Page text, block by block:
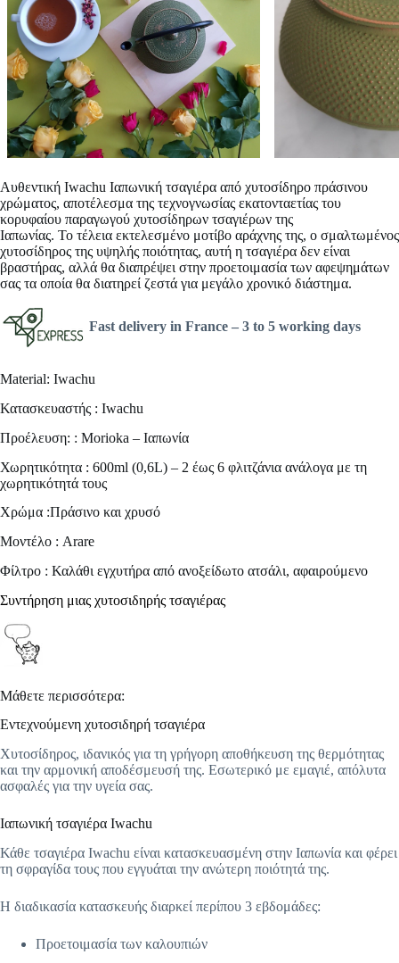
Αυθεντική Iwachu Ιαπωνική τσαγιέρα από χυτοσίδηρο πράσινου
χρώματος, αποτέλεσμα της τεχνογνωσίας εκατονταετίας του
κορυφαίου παραγωγού χυτοσίδηρων τσαγιέρων της
Ιαπωνίας. Το τέλεια εκτελεσμένο μοτίβο αράχνης της, ο σμαλτωμένος
χυτοσίδηρος της υψηλής ποιότητας, αυτή η τσαγιέρα δεν είναι
βραστήρας, αλλά θα διαπρέψει στην προετοιμασία των αφεψημάτων
σας τα οποία θα διατηρεί ζεστά για μεγάλο χρονικό διάστημα.
Fast delivery in France – 3 to 5 working days
Material: Iwachu
Κατασκευαστής : Iwachu
Προέλευση: : Morioka – Ιαπωνία
Χωρητικότητα : 600ml (0,6L) – 2 έως 6 φλιτζάνια ανάλογα με τη
χωρητικότητά τους
Χρώμα :Πράσινο και χρυσό
Μοντέλο : Arare
Φίλτρο : Καλάθι εγχυτήρα από ανοξείδωτο ατσάλι, αφαιρούμενο
Συντήρηση μιας χυτοσιδηρής τσαγιέρας
Μάθετε περισσότερα:
Εντεχνούμενη χυτοσιδηρή τσαγιέρα
Χυτοσίδηρος, ιδανικός για τη γρήγορη αποθήκευση της θερμότητας
και την αρμονική αποδέσμευσή της. Εσωτερικό με εμαγιέ, απόλυτα
ασφαλές για την υγεία σας.
Ιαπωνική τσαγιέρα Iwachu
Κάθε τσαγιέρα Iwachu είναι κατασκευασμένη στην Ιαπωνία και φέρει
τη σφραγίδα τους που εγγυάται την ανώτερη ποιότητά της.
Η διαδικασία κατασκευής διαρκεί περίπου 3 εβδομάδες:
Προετοιμασία των καλουπιών